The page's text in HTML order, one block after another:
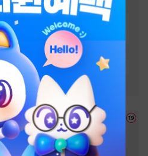
#친구>연인 #다정수
상처수 #능글공 #고수위
연상수 절륜공
츤데레수 #친구
#현대물 #집착공 #짝사랑
미인수